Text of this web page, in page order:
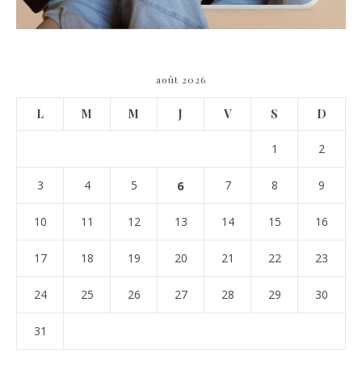
août 2026
L M M J V S D
1 2
3 4 5 6 7 8 9
10 11 12 13 14 15 16
17 18 19 20 21 22 23
24 25 26 27 28 29 30
31